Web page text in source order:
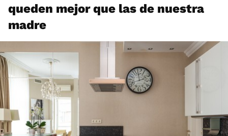
queden mejor que las de nuestra
madre